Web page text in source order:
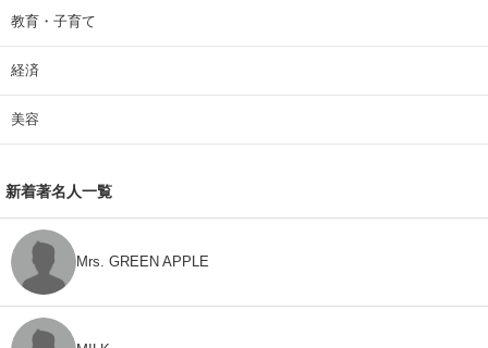
教育・子育て
経済
美容
新着著名人一覧
Mrs. GREEN APPLE